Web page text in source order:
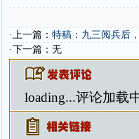
·上一篇： 特稿：九三阅兵后
·下一篇：无
loading...评论加载